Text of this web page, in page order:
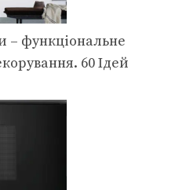
– функціональне
60 Ідей